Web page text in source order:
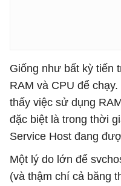
Giống như bất kỳ tiến
RAM và CPU để
thấy việc sử dụng
đặc biệt là trong thời
Service Host đang
Một lý do lớn để
(và thậm chí cả băng